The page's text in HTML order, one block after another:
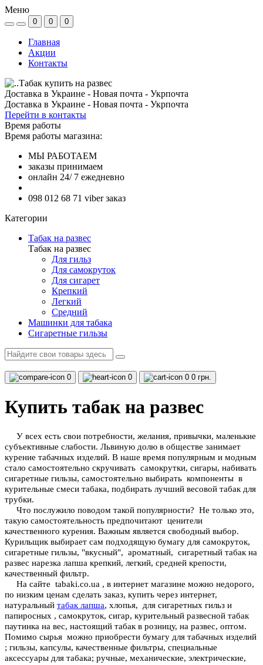
Меню
0 0 0
Главная
Акции
Контакты
Доставка в Украине - Новая почта - Укрпочта
Доставка в Украине - Новая почта - Укрпочта
Перейти в контакты
Время работы
Время работы магазина:
МЫ РАБОТАЕМ
заказы принимаем
онлайн 24/ 7 ежедневно
098 012 68 71 viber заказ
Категории
Табак на развес
Табак на развес
Для гильз
Для самокруток
Для сигарет
Крепкий
Легкий
Средний
Машинки для табака
Сигаретные гильзы
0 0 0 0 грн.
Купить табак на развес
У всех есть свои потребности, желания, привычки, маленькие
субъективные слабости. Львиную долю в обществе занимает
курение табачных изделий. В наше время популярным и модным
стало самостоятельно скручивать самокрутки, сигары, набивать
сигаретные гильзы, самостоятельно выбирать компоненты в
курительные смеси табака, подбирать лучший весовой табак для
трубки.
Что послужило поводом такой популярности? Не только это,
такую самостоятельность предпочитают ценители
качественного курения. Важным является свободный выбор.
Курильщик выбирает сам подходящую бумагу для самокруток,
сигаретные гильзы, "вкусный", ароматный, сигаретный табак на
развес нарезка лапша крепкий, легкий, средней крепости,
качественный фильтр.
На сайте tabaki.co.ua , в интернет магазине можно недорого,
по низким ценам сделать заказ, купить через интернет,
натуральный табак лапша, хлопья, для сигаретных гильз и
папиросных , самокруток, сигар, курительный развесной табак
паутинка на вес, настоящий табак в розницу, на развес, оптом.
Помимо сырья можно приобрести бумагу для табачных изделий
; гильзы, капсулы, качественные фильтры, специальные
аксессуары для табака; ручные, механические, электрические,